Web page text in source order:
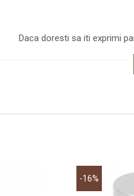
Daca doresti sa iti exprimi
-16%